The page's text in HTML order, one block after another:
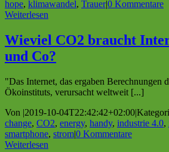
hope, klimawandel, Trauer|0 Kommentare
Weiterlesen
Wieviel CO2 braucht
und Co?
"Das Internet, das ergaben Berechnungen
Ökoinstituts, verursacht weltweit [...]
Von |2019-10-04T22:42:42+02:00|
change, CO2, energy, handy, industrie 4.0,
smartphone, strom|0 Kommentare
Weiterlesen